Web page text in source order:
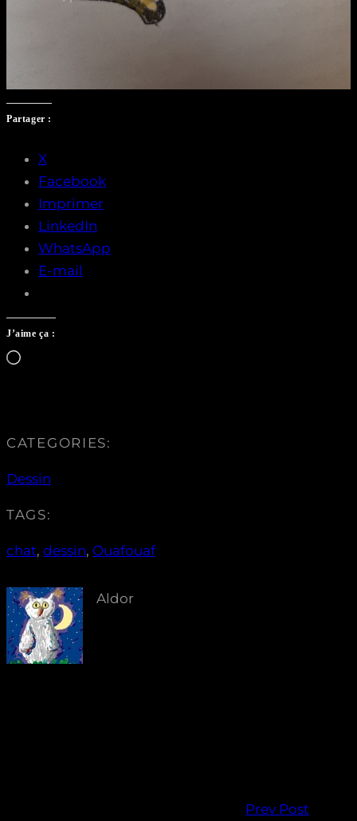
Partager :
X
Facebook
Imprimer
LinkedIn
WhatsApp
E-mail
J’aime ça :
Chargement…
CATEGORIES:
Dessin
TAGS:
chat, dessin, Ouafouaf
Aldor
Prev Post